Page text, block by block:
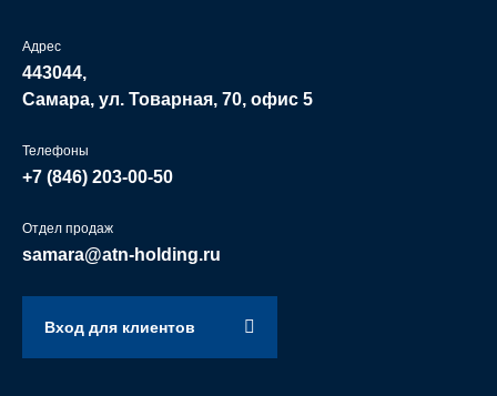
Адрес
443044,
Самара, ул. Товарная, 70, офис 5
Телефоны
+7 (846) 203-00-50
Отдел продаж
samara@atn-holding.ru
Вход для клиентов